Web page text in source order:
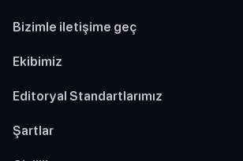
Bizimle iletişime geç
Ekibimiz
Editoryal Standartlarımız
Şartlar